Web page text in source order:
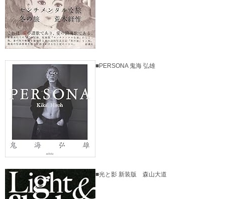
■PERSONA 鬼海 弘雄
■光と影 新装版 森山大道